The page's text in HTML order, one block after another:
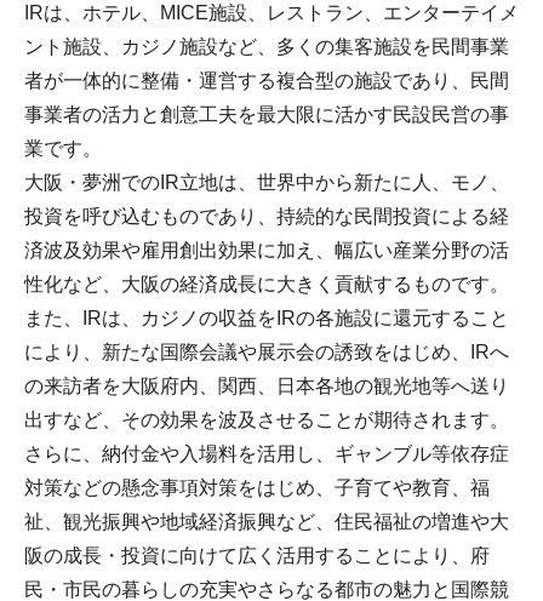
IRは、ホテル、MICE施設、レストラン、エンターテイメ
ント施設、カジノ施設など、多くの集客施設を民間事業
者が一体的に整備・運営する複合型の施設であり、民間
事業者の活力と創意工夫を最大限に活かす民設民営の事
業です。
大阪・夢洲でのIR立地は、世界中から新たに人、モノ、
投資を呼び込むものであり、持続的な民間投資による経
済波及効果や雇用創出効果に加え、幅広い産業分野の活
性化など、大阪の経済成長に大きく貢献するものです。
また、IRは、カジノの収益をIRの各施設に還元すること
により、新たな国際会議や展示会の誘致をはじめ、IRへ
の来訪者を大阪府内、関西、日本各地の観光地等へ送り
出すなど、その効果を波及させることが期待されます。
さらに、納付金や入場料を活用し、ギャンブル等依存症
対策などの懸念事項対策をはじめ、子育てや教育、福
祉、観光振興や地域経済振興など、住民福祉の増進や大
阪の成長・投資に向けて広く活用することにより、府
民・市民の暮らしの充実やさらなる都市の魅力と国際競